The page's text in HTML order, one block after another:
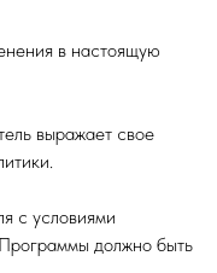
в настоящую
выражает свое
с условиями
должно быть